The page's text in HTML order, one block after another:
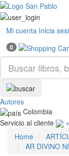
Mi cuenta Inicia
0
Autores
Colombia
Servicio al cliente
Home
AR DIVINO